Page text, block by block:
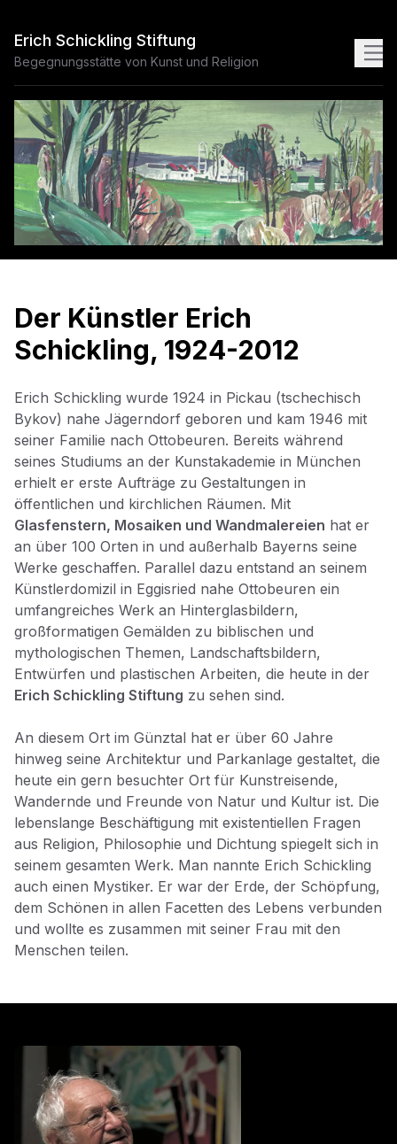
Erich Schickling Stiftung
Begegnungsstätte von Kunst und Religion
Der Künstler Erich
Schickling, 1924-2012
Erich Schickling wurde 1924 in Pickau (tschechisch
Bykov) nahe Jägerndorf geboren und kam 1946 mit
seiner Familie nach Ottobeuren. Bereits während
seines Studiums an der Kunstakademie in München
erhielt er erste Aufträge zu Gestaltungen in
öffentlichen und kirchlichen Räumen. Mit
Glasfenstern, Mosaiken und Wandmalereien hat er
an über 100 Orten in und außerhalb Bayerns seine
Werke geschaffen. Parallel dazu entstand an seinem
Künstlerdomizil in Eggisried nahe Ottobeuren ein
umfangreiches Werk an Hinterglasbildern,
großformatigen Gemälden zu biblischen und
mythologischen Themen, Landschaftsbildern,
Entwürfen und plastischen Arbeiten, die heute in der
Erich Schickling Stiftung zu sehen sind.
An diesem Ort im Günztal hat er über 60 Jahre
hinweg seine Architektur und Parkanlage gestaltet, die
heute ein gern besuchter Ort für Kunstreisende,
Wandernde und Freunde von Natur und Kultur ist. Die
lebenslange Beschäftigung mit existentiellen Fragen
aus Religion, Philosophie und Dichtung spiegelt sich in
seinem gesamten Werk. Man nannte Erich Schickling
auch einen Mystiker. Er war der Erde, der Schöpfung,
dem Schönen in allen Facetten des Lebens verbunden
und wollte es zusammen mit seiner Frau mit den
Menschen teilen.